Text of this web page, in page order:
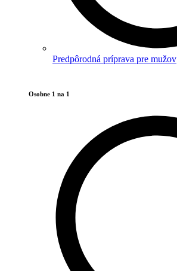
Predpôrodná príprava pre mužov
Osobne 1 na 1